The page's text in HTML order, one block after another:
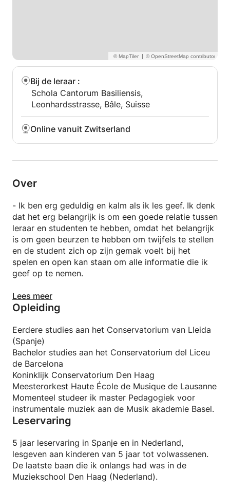
|
Bij de leraar :
Schola Cantorum Basiliensis,
Leonhardsstrasse, Bâle, Suisse
Online vanuit Zwitserland
Over
- Ik ben erg geduldig en kalm als ik les geef. Ik denk
dat het erg belangrijk is om een goede relatie tussen
leraar en studenten te hebben, omdat het belangrijk
is om geen beurzen te hebben om twijfels te stellen
en de student zich op zijn gemak voelt bij het
spelen en open kan staan om alle informatie die ik
geef op te nemen.
- Ik leer niet alle mensen op dezelfde manier. Ik zie
graag hoe snel ze dingen leren en assimileren en ik
- Ik kijk er naar uit om mijn kennis over muziek en
het altvioolinstrument met je te delen!
Lees meer
Opleiding
Eerdere studies aan het Conservatorium van Lleida
(Spanje)
Bachelor studies aan het Conservatorium del Liceu
de Barcelona
Koninklijk Conservatorium Den Haag
Meesterorkest Haute École de Musique de Lausanne
Momenteel studeer ik master Pedagogiek voor
instrumentale muziek aan de Musik akademie Basel.
Leservaring
5 jaar leservaring in Spanje en in Nederland,
lesgeven aan kinderen van 5 jaar tot volwassenen.
De laatste baan die ik onlangs had was in de
Muziekschool Den Haag (Nederland).